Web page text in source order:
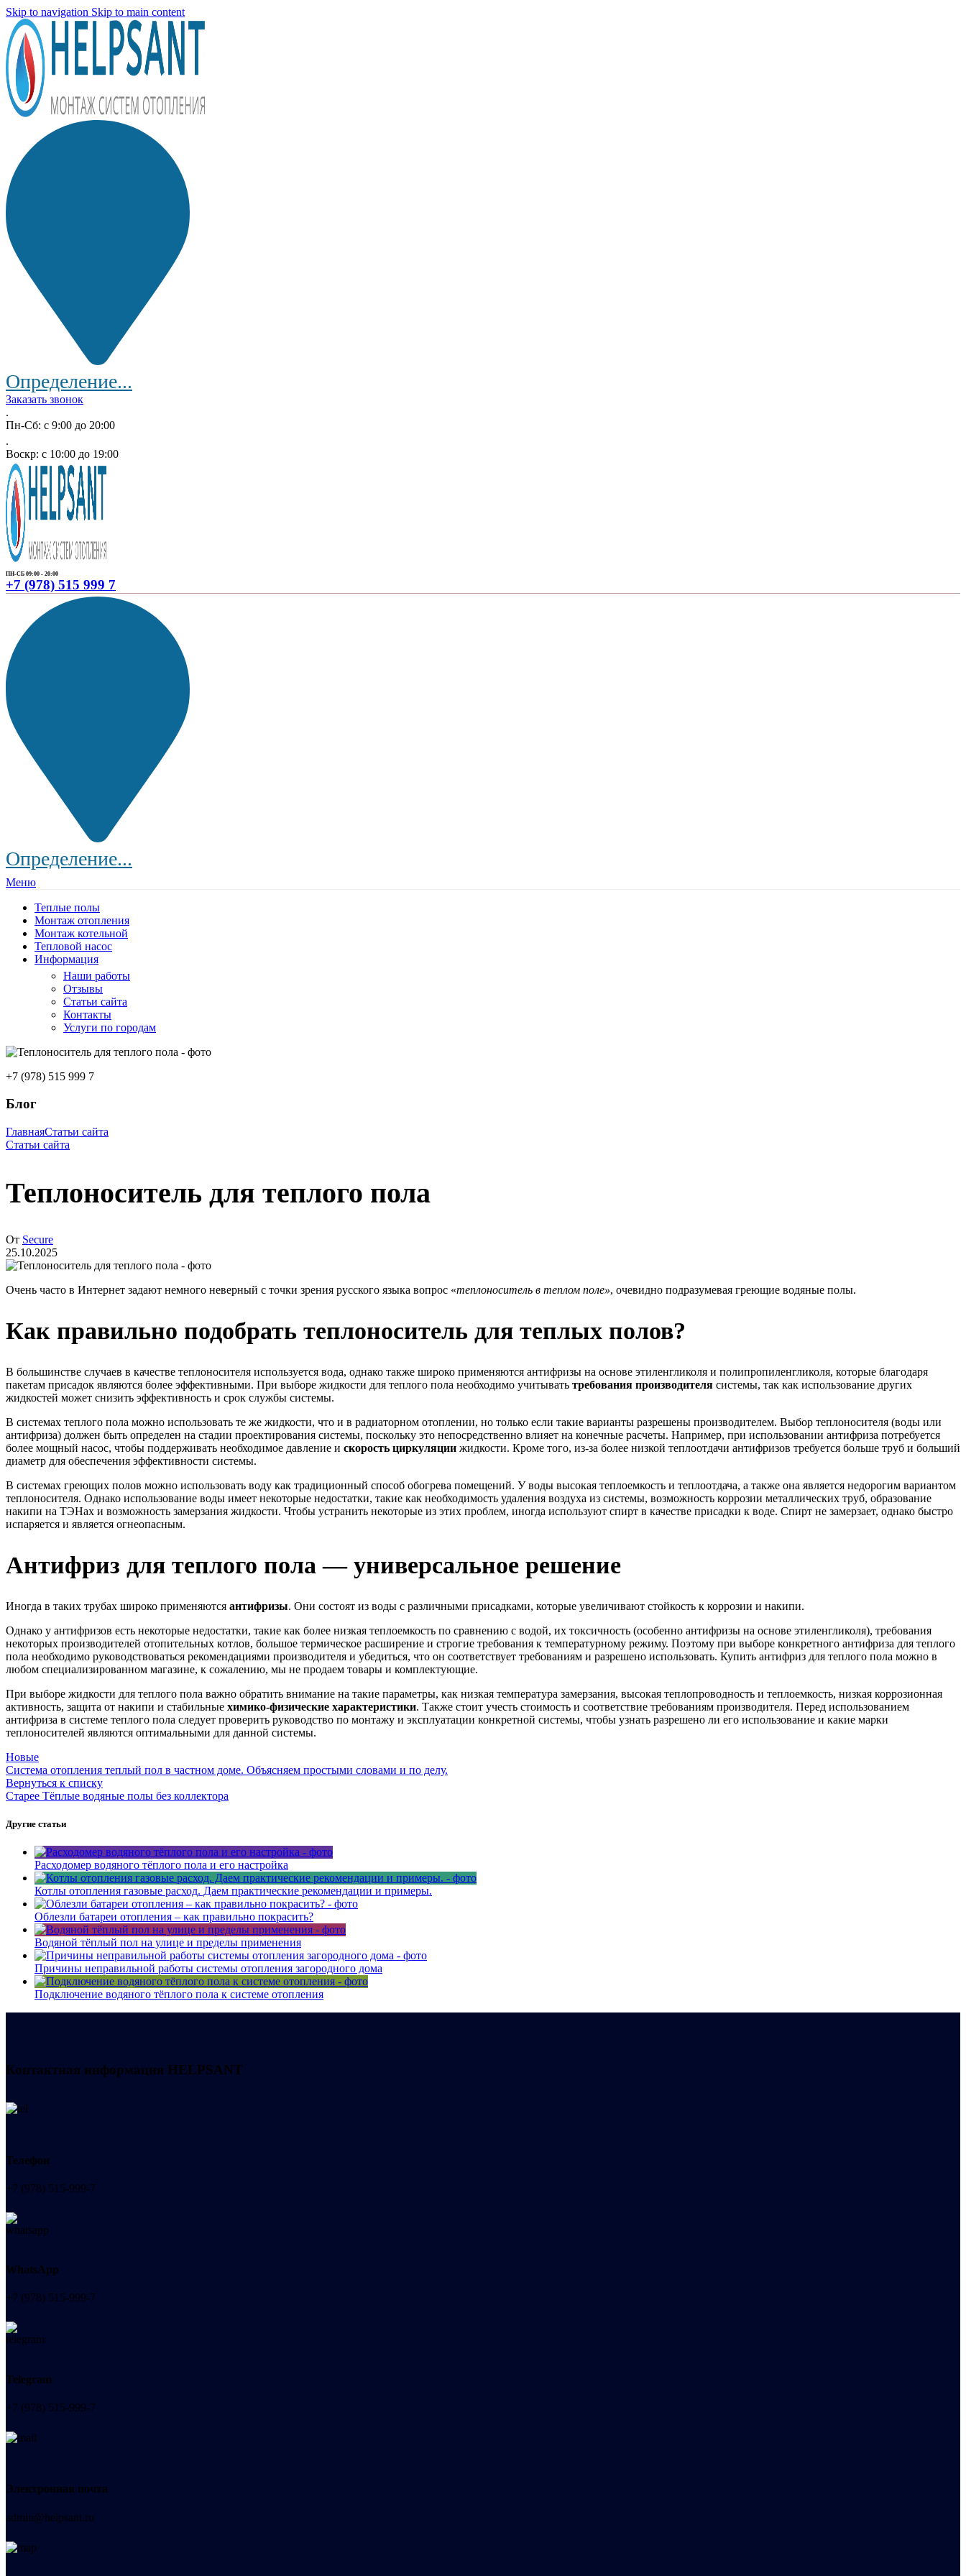
Skip to navigation Skip to main content
Определение...
Заказать звонок
.
Пн-Сб: с 9:00 до 20:00
.
Воскр: с 10:00 до 19:00
ПН-СБ 09:00 - 20:00
+7 (978) 515 999 7
Определение...
Меню
Теплые полы
Монтаж отопления
Монтаж котельной
Тепловой насос
Информация
Наши работы
Отзывы
Статьи сайта
Контакты
Услуги по городам
+7 (978) 515 999 7
Блог
ГлавнаяСтатьи сайта
Статьи сайта
Теплоноситель для теплого пола
От Secure
25.10.2025
Очень часто в Интернет задают немного неверный с точки зрения русского языка вопрос «теплоноситель в теплом поле», очевидно подразумевая греющие водяные полы.
Как правильно подобрать теплоноситель для теплых полов?
В большинстве случаев в качестве теплоносителя используется вода, однако также широко применяются антифризы на основе этиленгликоля и полипропиленгликоля, которые благодаря
пакетам присадок являются более эффективными. При выборе жидкости для теплого пола необходимо учитывать требования производителя системы, так как использование других
жидкостей может снизить эффективность и срок службы системы.
В системах теплого пола можно использовать те же жидкости, что и в радиаторном отоплении, но только если такие варианты разрешены производителем. Выбор теплоносителя (воды или
антифриза) должен быть определен на стадии проектирования системы, поскольку это непосредственно влияет на конечные расчеты. Например, при использовании антифриза потребуется
более мощный насос, чтобы поддерживать необходимое давление и скорость циркуляции жидкости. Кроме того, из-за более низкой теплоотдачи антифризов требуется больше труб и больший
диаметр для обеспечения эффективности системы.
В системах греющих полов можно использовать воду как традиционный способ обогрева помещений. У воды высокая теплоемкость и теплоотдача, а также она является недорогим вариантом
теплоносителя. Однако использование воды имеет некоторые недостатки, такие как необходимость удаления воздуха из системы, возможность коррозии металлических труб, образование
накипи на ТЭНах и возможность замерзания жидкости. Чтобы устранить некоторые из этих проблем, иногда используют спирт в качестве присадки к воде. Спирт не замерзает, однако быстро
испаряется и является огнеопасным.
Антифриз для теплого пола — универсальное решение
Иногда в таких трубах широко применяются антифризы. Они состоят из воды с различными присадками, которые увеличивают стойкость к коррозии и накипи.
Однако у антифризов есть некоторые недостатки, такие как более низкая теплоемкость по сравнению с водой, их токсичность (особенно антифризы на основе этиленгликоля), требования
некоторых производителей отопительных котлов, большое термическое расширение и строгие требования к температурному режиму. Поэтому при выборе конкретного антифриза для теплого
пола необходимо руководствоваться рекомендациями производителя и убедиться, что он соответствует требованиям и разрешено использовать. Купить антифриз для теплого пола можно в
любом специализированном магазине, к сожалению, мы не продаем товары и комплектующие.
При выборе жидкости для теплого пола важно обратить внимание на такие параметры, как низкая температура замерзания, высокая теплопроводность и теплоемкость, низкая коррозионная
активность, защита от накипи и стабильные химико-физические характеристики. Также стоит учесть стоимость и соответствие требованиям производителя. Перед использованием
антифриза в системе теплого пола следует проверить руководство по монтажу и эксплуатации конкретной системы, чтобы узнать разрешено ли его использование и какие марки
теплоносителей являются оптимальными для данной системы.
Новые
Система отопления теплый пол в частном доме. Объясняем простыми словами и по делу.
Вернуться к списку
Старее Тёплые водяные полы без коллектора
Другие статьи
Расходомер водяного тёплого пола и его настройка
Котлы отопления газовые расход. Даем практические рекомендации и примеры.
Облезли батареи отопления – как правильно покрасить?
Водяной тёплый пол на улице и пределы применения
Причины неправильной работы системы отопления загородного дома
Подключение водяного тёплого пола к системе отопления
Контактная информация HELPSANT
Телефон
+7 (978) 515-999-7
WhatsApp
+7 (978) 515-999-7
Telegram
+7 (978) 515-999-7
Электронная почта
admin@helpsant.ru